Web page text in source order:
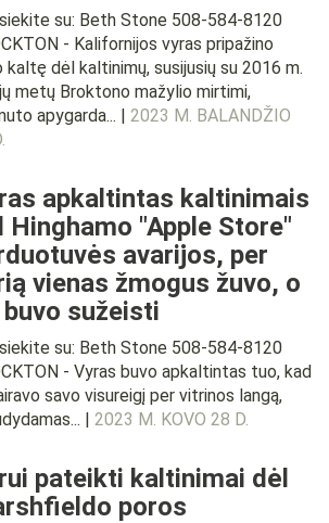
su: Beth Stone 508-584-8120
- Kalifornijos vyras pripažino
kaltę dėl kaltinimų, susijusių su 2016 m.
metų Broktono mažylio mirtimi,
apygarda... | 2023 M. BALANDŽIO
apkaltintas kaltinimais
Hinghamo "Apple Store"
avarijos, per
vienas žmogus žuvo, o
sužeisti
su: Beth Stone 508-584-8120
- Vyras buvo apkaltintas tuo, kad
savo visureigį per vitrinos langą,
| 2023 M. KOVO 28 D.
pateikti kaltinimai dėl
poros